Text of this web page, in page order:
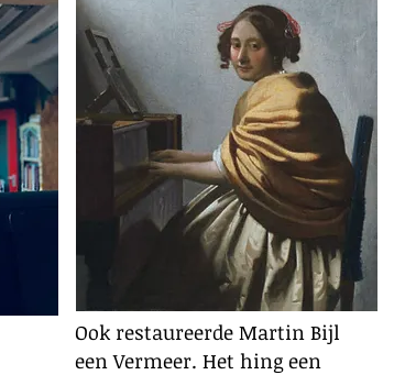
Ook restaureerde Martin Bijl
een Vermeer. Het hing een